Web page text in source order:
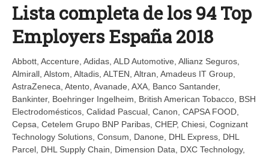
Lista completa de los 94 Top
Employers España 2018
Abbott, Accenture, Adidas, ALD Automotive, Allianz Seguros,
Almirall, Alstom, Altadis, ALTEN, Altran, Amadeus IT Group,
AstraZeneca, Atento, Avanade, AXA, Banco Santander,
Bankinter, Boehringer Ingelheim, British American Tobacco, BSH
Electrodomésticos, Calidad Pascual, Canon, CAPSA FOOD,
Cepsa, Cetelem Grupo BNP Paribas, CHEP, Chiesi, Cognizant
Technology Solutions, Consum, Danone, DHL Express, DHL
Parcel, DHL Supply Chain, Dimension Data, DXC Technology,